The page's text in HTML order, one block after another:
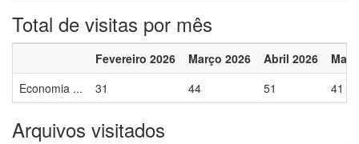
Total de visitas por mês
Fevereiro 2026 Março 2026 Abril 2026
Economia ...
31 44 51 41
Arquivos visitados